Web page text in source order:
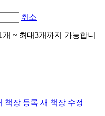
취소
~ 최대3개까지 가능합니
책장 등록 새 책장 수정